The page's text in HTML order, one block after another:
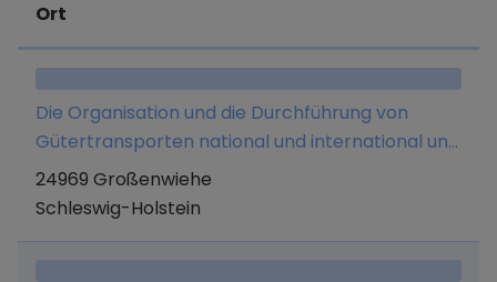
Ort
Die Organisation und die Durchführung von
Gütertransporten national und international und
Logistik.
24969 Großenwiehe
Schleswig-Holstein